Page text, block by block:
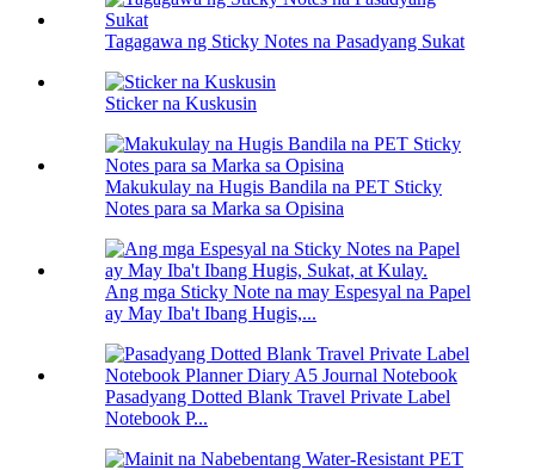
Tagagawa ng Sticky Notes na Pasadyang Sukat
Sticker na Kuskusin
Makukulay na Hugis Bandila na PET Sticky
Notes para sa Marka sa Opisina
Ang mga Sticky Note na may Espesyal na Papel
ay May Iba't Ibang Hugis,...
Pasadyang Dotted Blank Travel Private Label
Notebook P...